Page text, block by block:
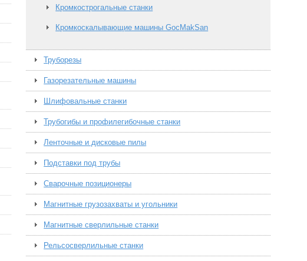
Кромкострогальные станки
Кромкоскалывающие машины GocMakSan
Труборезы
Газорезательные машины
Шлифовальные станки
Трубогибы и профилегибочные станки
Ленточные и дисковые пилы
Подставки под трубы
Сварочные позиционеры
Магнитные грузозахваты и угольники
Магнитные сверлильные станки
Рельсосверлильные станки